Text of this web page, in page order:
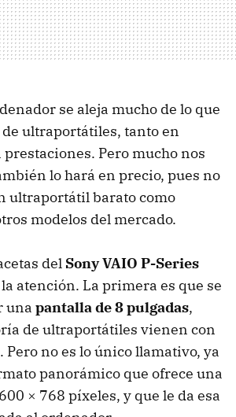
se aleja mucho de lo que
ultraportátiles, tanto en
Pero mucho nos
lo hará en precio, pues no
ultraportátil barato como
modelos del mercado.
del SonyVAIO P-Series
atención. La primera es que se
una pantalla de 8 pulgadas,
de ultraportátiles vienen con
Pero no es lo único llamativo, ya
panorámico que ofrece una
× 768 píxeles, y que le da esa